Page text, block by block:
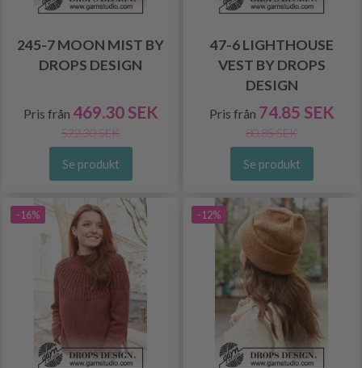
245-7 MOON MIST BY
DROPS DESIGN
Pris från 469.30 SEK
522.30 SEK
Se produkt
47-6 LIGHTHOUSE
VEST BY DROPS
DESIGN
Pris från 74.85 SEK
80.85 SEK
Se produkt
-16% -12%